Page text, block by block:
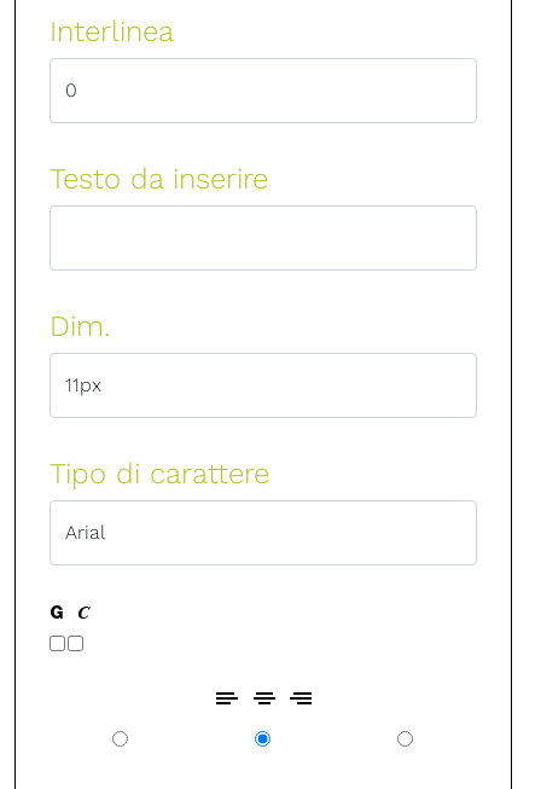
Interlinea
Testo da inserire
Dim.
Tipo di carattere